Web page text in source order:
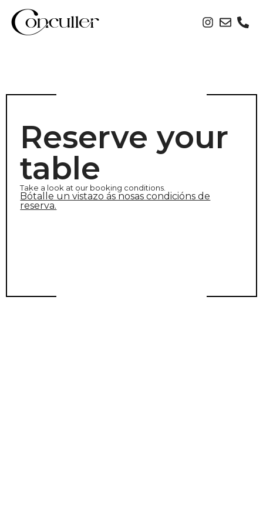
Reserve your
table
Take a look at our booking conditions.
Bótalle un vistazo ás nosas condicións de
reserva.